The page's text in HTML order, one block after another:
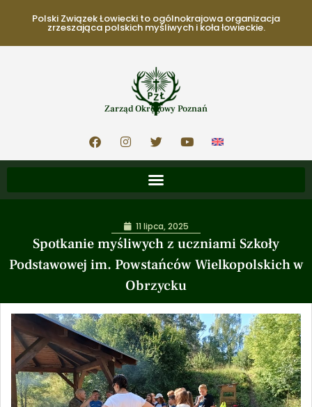
Polski Związek Łowiecki to ogólnokrajowa organizacja
zrzeszająca polskich myśliwych i koła łowieckie.
Zarząd Okręgowy Poznań
Spotkanie myśliwych z uczniami Szkoły
Podstawowej im. Powstańców Wielkopolskich w
Obrzycku
11 lipca, 2025